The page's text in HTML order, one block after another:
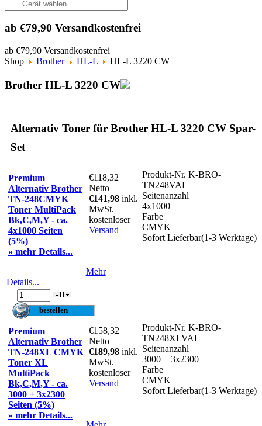
ab €79,90 Versandkostenfrei
ab €79,90 Versandkostenfrei
Shop
Brother HL-L HL-L 3220 CW
Brother HL-L 3220 CW
Alternativ Toner für Brother HL-L 3220 CW Spar-
Set
Premium
Alternativ Brother
TN-248CMYK
Toner MultiPack
Bk,C,M,Y - ca.
4x1000 Seiten
(5%)
» mehr Details...
€118,32
Netto
€141,98 inkl.
MwSt.
kostenloser
Versand
Produkt-Nr. K-BRO-
TN248VAL
Seitenanzahl
4x1000
Farbe
CMYK
Sofort Lieferbar(1-3 Werktage)
Mehr
Details...
Premium
Alternativ Brother
TN-248XL CMYK
Toner XL
MultiPack
Bk,C,M,Y - ca.
3000 + 3x2300
Seiten (5%)
» mehr Details...
€158,32
Netto
€189,98 inkl.
MwSt.
kostenloser
Versand
Produkt-Nr. K-BRO-
TN248XLVAL
Seitenanzahl
3000 + 3x2300
Farbe
CMYK
Sofort Lieferbar(1-3 Werktage)